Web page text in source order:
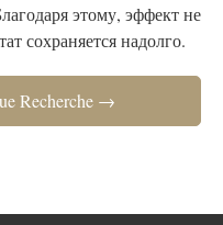
этому, эффект не
сохраняется надолго.
Recherche →